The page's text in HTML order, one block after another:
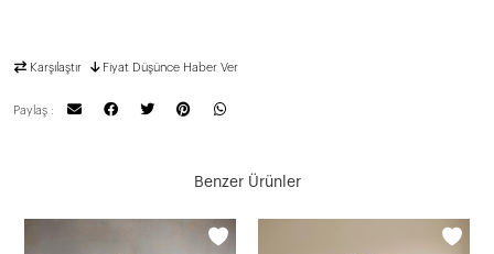
Karşılaştır Fiyat Düşünce Haber Ver
Paylaş :
Benzer Ürünler